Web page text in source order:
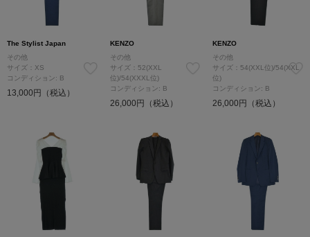
The Stylist Japan
その他
サイズ：XS
コンディション: B
13,000円（税込）
KENZO
その他
サイズ：52(XXL
位)/54(XXXL位)
コンディション: B
26,000円（税込）
KENZO
その他
サイズ：54(XXL位)/54(XXL
位)
コンディション: B
26,000円（税込）